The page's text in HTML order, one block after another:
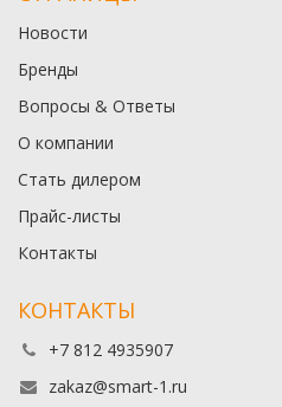
Новости
Бренды
Вопросы & Ответы
О компании
Стать дилером
Прайс-листы
Контакты
КОНТАКТЫ
+7 812 4935907
zakaz@smart-1.ru